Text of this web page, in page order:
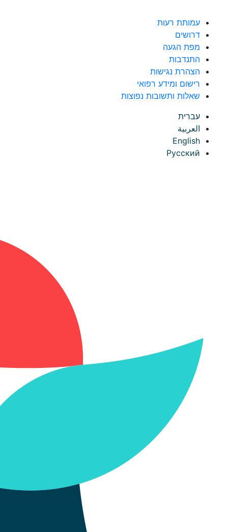
עמותת רעות
דרושים
מפת הגעה
התנדבות
הצהרת נגישות
רישום ומידע רפואי
שאלות ותשובות נפוצות
עברית
العربية
English
Русский